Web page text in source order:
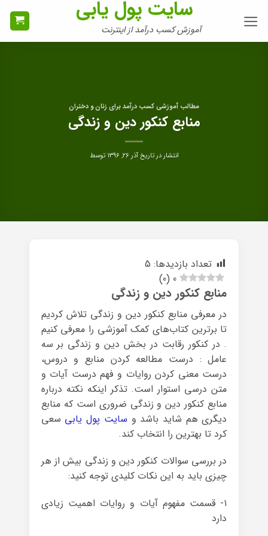
سایت پول یابی
آموزش کسب درآمد از اینترنت
مطالب آموزشی کسب درآمد برای زنان و دختران
منابع کنکور دین و زندگی
انتشار در تاریخآذر ۲۶, ۱۳۹۶ توسط
تعداد بازدیدها: 5
0
(
0
)
منابع کنکور دین و زندگی
در معرفی منابع کنکور دین و زندگی تلاش کردیم
تا برترین کتاب‌های کمک آموزشی را معرفی کنیم
. در کنکور رقابت در بخش دین و زندگی بر سه
عامل : درست مطالعه کردن منابع و دروس،
درست معنی کردن روایات و فهم درست آیات و
متن درسی استوار است. تذکر اینکه نکته درباره
منابع کنکور دین و زندگی ضروری است که منابع
دیگری هم شاید باشد و سایت پول یابی سعی
کرد تا بهترین را انتخاب کند.
در بررسی سوالات کنکور دین و زندگی بیش از هر
چیزی باید به این نکات کلیدی توجه کنید:
۱- قسمت مفهوم آیات و روایات اهمیت زیادی
دارد